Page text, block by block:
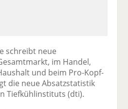
schreibt neue
im Handel,
und beim Pro-Kopf-
die neue Absatzstatistik
Tiefkühlinstituts (dti).